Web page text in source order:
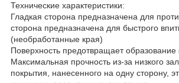
Технические характеристики:
Гладкая сторона предназначена для
сторона предназначена для быстрого
(необработанные края)
Поверхность предотвращает образование
Максимальная прочность из-за низкого
покрытия, нанесенного на одну сторону,